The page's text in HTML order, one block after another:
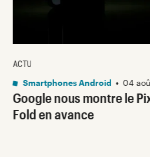
Google nous montre le
Fold en avance
ACTU
Smartphones Android • 04